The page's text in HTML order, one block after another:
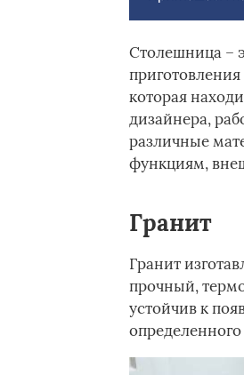
Столешница –
которая
дизайнера,
различные
функциям,
Гранит
Гранит
прочный,
устойчив к
определенного